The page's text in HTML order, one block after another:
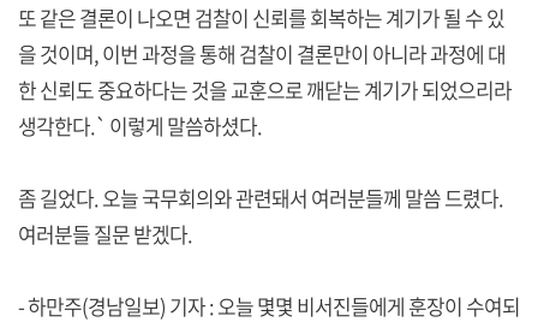
또 같은 결론이 나오면 검찰이 신뢰를 회복하는 계기가 될 수 있
을 것이며, 이번 과정을 통해 검찰이 결론만이 아니라 과정에 대
한 신뢰도 중요하다는 것을 교훈으로 깨닫는 계기가 되었으리라
생각한다.` 이렇게 말씀하셨다.
좀 길었다. 오늘 국무회의와 관련돼서 여러분들께 말씀 드렸다.
여러분들 질문 받겠다.
- 하만주(경남일보) 기자 : 오늘 몇몇 비서진들에게 훈장이 수여되